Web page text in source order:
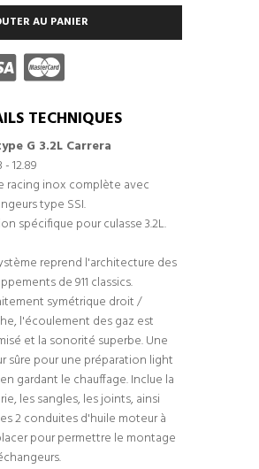
AU PANIER
TECHNIQUES
G 3.2L Carrera
- 12.89
racing inox complète avec
type SSI.
spécifique pour culasse 3.2L.
reprend l'architecture des
de 911 classics.
symétrique droit /
l'écoulement des gaz est
et la sonorité superbe. Une
sûre pour une préparation light
gardant le chauffage. Inclue la
les sangles, les joints, ainsi
2 conduites d'huile moteur à
pour permettre le montage